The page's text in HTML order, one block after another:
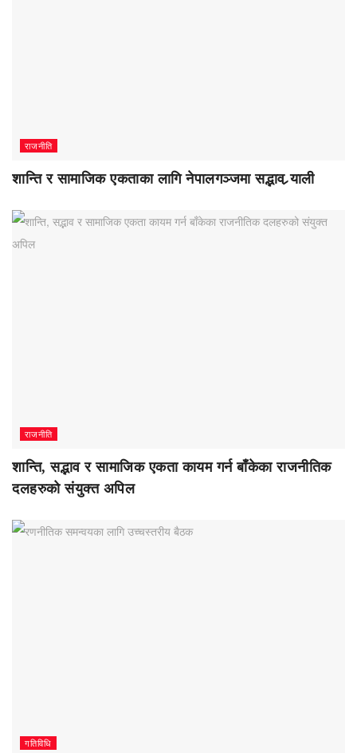
राजनीति
शान्ति र सामाजिक एकताका लागि नेपालगञ्जमा सद्भाव र्‍याली
राजनीति
शान्ति, सद्भाव र सामाजिक एकता कायम गर्न बाँकेका राजनीतिक
दलहरुको संयुक्त अपिल
गतिविधि